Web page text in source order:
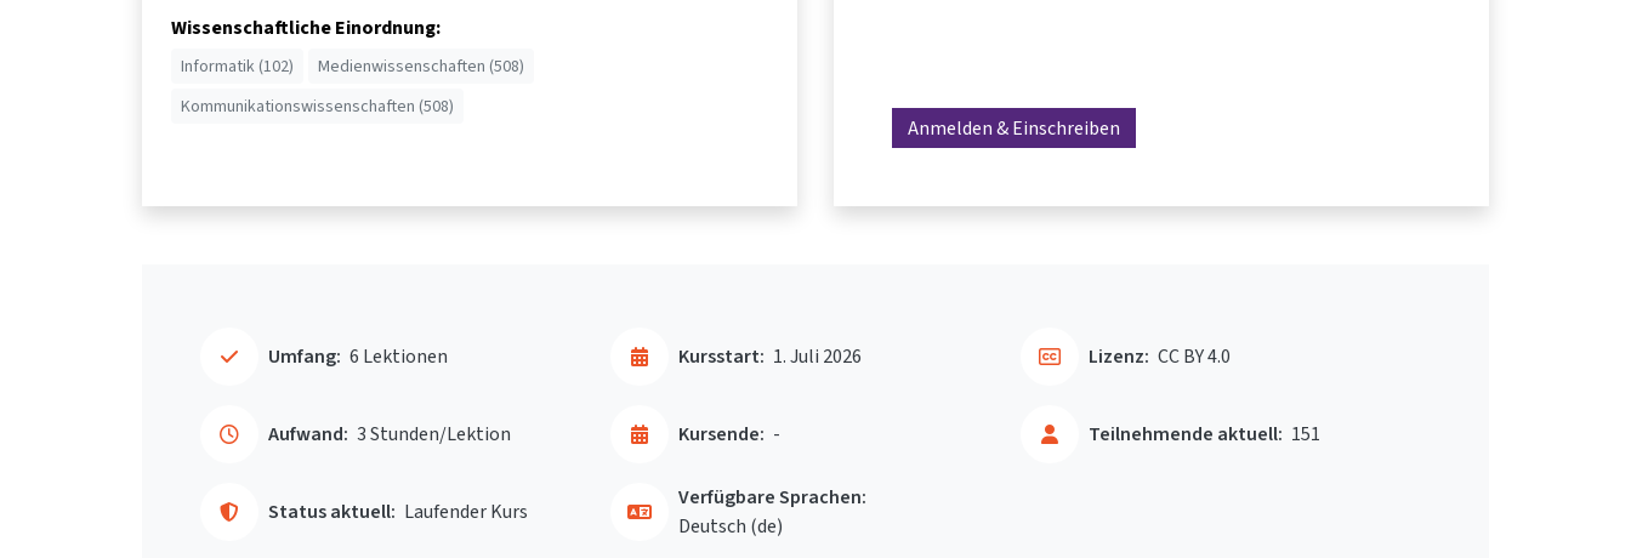
Wissenschaftliche Einordnung:
Informatik (102)
Medienwissenschaften (508)
Kommunikationswissenschaften (508)
Anmelden & Einschreiben
Umfang: 6 Lektionen
Aufwand: 3 Stunden/Lektion
Kursstart: 1. Juli 2026
Kursende: -
Status aktuell: Laufender Kurs
Teilnehmende aktuell: 151
Lizenz: CC BY 4.0
Verfügbare Sprachen:
Deutsch ‎(de)‎